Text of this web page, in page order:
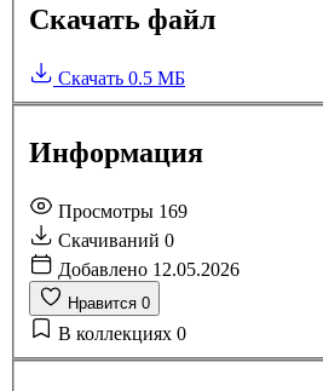
Скачать файл
Скачать 0.5 МБ
Информация
Просмотры 169
Скачиваний 0
Добавлено 12.05.2026
Нравится 0
В коллекциях 0